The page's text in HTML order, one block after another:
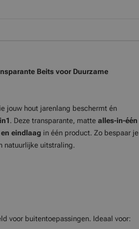
Beits voor Duurzame
jouw hout jarenlang beschermt én
. Deze transparante, matte alles-in-één
eindlaag in één product. Zo bespaar je
natuurlijke uitstraling.
voor buitentoepassingen. Ideaal voor: